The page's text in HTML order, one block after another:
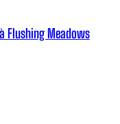
Flushing Meadows